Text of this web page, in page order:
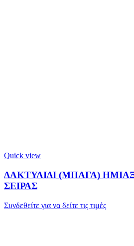
Quick view
ΔΑΚΤΥΛΙΔΙ (ΜΠΑΓΑ)
ΣΕΙΡΑΣ
Συνδεθείτε για να δείτε τις τιμές